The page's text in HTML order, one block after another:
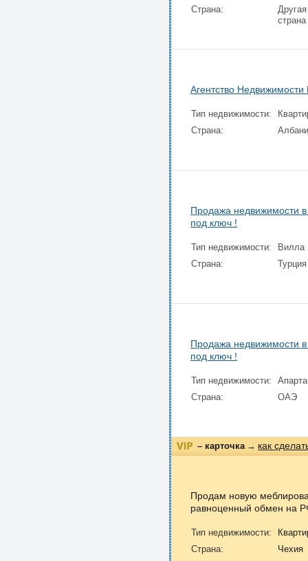
Страна:
Другая
страна
Агентство
Тип недвижимости:
Страна:
Продажа недвижимости в
под ключ !
Тип недвижимости:
Вилла
Страна:
Турция
Продажа недвижимости в
под ключ !
Тип недвижимости:
Страна:
ОАЭ
– карточка → как
Продам новую
равноценный обмен на
Тип недвижимости:
Страна:
Чехия